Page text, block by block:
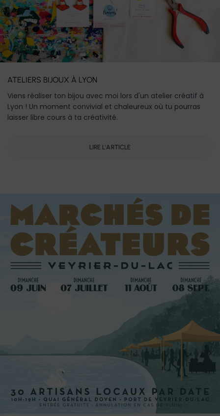
ATELIERS BIJOUX À LYON
Viens réaliser ton bijou avec moi lors d'un atelier créatif à
Lyon ! Un moment convivial et chaleureux où tu pourras
laisser libre cours à ta créativité.
LIRE L'ARTICLE